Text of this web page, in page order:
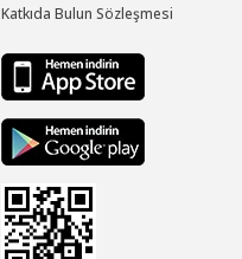
Katkıda Bulun Sözleşmesi